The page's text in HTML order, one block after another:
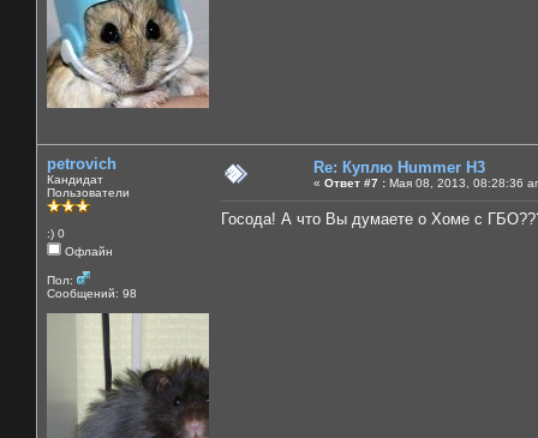
petrovich
Кандидат
Пользователи
:) 0
Офлайн
Пол:
Сообщений: 98
Re: Куплю Hummer H3
« Ответ #7 : Мая 08, 2013, 08:28:36
Госода! А что Вы думаете о Хоме с